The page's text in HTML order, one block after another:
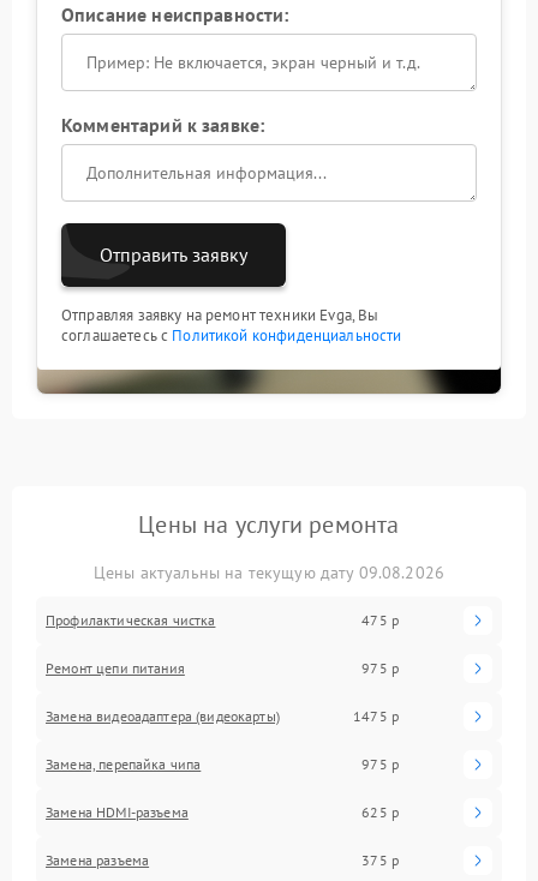
Описание неисправности:
Комментарий к заявке:
Отправить заявку
Отправляя заявку на ремонт техники Evga, Вы
соглашаетесь с Политикой конфиденциальности
Цены на услуги ремонта
Цены актуальны на текущую дату 09.08.2026
Профилактическая чистка 475 р
Ремонт цепи питания 975 р
Замена видеоадаптера (видеокарты) 1475 р
Замена, перепайка чипа 975 р
Замена HDMI-разъема 625 р
Замена разъема 375 р